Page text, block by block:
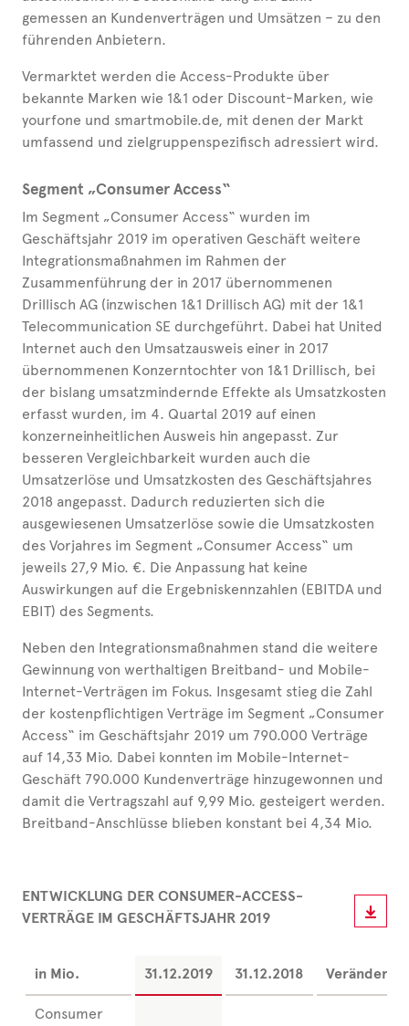
gemessen an Kundenverträgen und Umsätzen – zu den
führenden Anbietern.
Vermarktet werden die Access-Produkte über
bekannte Marken wie 1&1 oder Discount-Marken, wie
yourfone und smartmobile.de, mit denen der Markt
umfassend und zielgruppenspezifisch adressiert wird.
Segment „Consumer Access“
Im Segment „Consumer Access“ wurden im
Geschäftsjahr 2019 im operativen Geschäft weitere
Integrationsmaßnahmen im Rahmen der
Zusammenführung der in 2017 übernommenen
Drillisch AG (inzwischen 1&1 Drillisch AG) mit der 1&1
Telecommunication SE durchgeführt. Dabei hat United
Internet auch den Umsatzausweis einer in 2017
übernommenen Konzerntochter von 1&1 Drillisch, bei
der bislang umsatzmindernde Effekte als Umsatzkosten
erfasst wurden, im 4. Quartal 2019 auf einen
konzerneinheitlichen Ausweis hin angepasst. Zur
besseren Vergleichbarkeit wurden auch die
Umsatzerlöse und Umsatzkosten des Geschäftsjahres
2018 angepasst. Dadurch reduzierten sich die
ausgewiesenen Umsatzerlöse sowie die Umsatzkosten
des Vorjahres im Segment „Consumer Access“ um
jeweils 27,9 Mio. €. Die Anpassung hat keine
Auswirkungen auf die Ergebniskennzahlen (EBITDA und
EBIT) des Segments.
Neben den Integrationsmaßnahmen stand die weitere
Gewinnung von werthaltigen Breitband- und Mobile-
Internet-Verträgen im Fokus. Insgesamt stieg die Zahl
der kostenpflichtigen Verträge im Segment „Consumer
Access“ im Geschäftsjahr 2019 um 790.000 Verträge
auf 14,33 Mio. Dabei konnten im Mobile-Internet-
Geschäft 790.000 Kundenverträge hinzugewonnen und
damit die Vertragszahl auf 9,99 Mio. gesteigert werden.
Breitband-Anschlüsse blieben konstant bei 4,34 Mio.
ENTWICKLUNG DER CONSUMER-ACCESS-
VERTRÄGE IM GESCHÄFTSJAHR 2019
in Mio. 31.12.2019 31.12.2018
Consumer